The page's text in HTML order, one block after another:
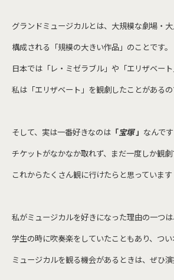
グランドミュージカルとは、大規模な劇場・
構成される「規模の大きい作品」のことです。
日本では「レ・ミゼラブル」や「エリザベー
私は「エリザベート」を観劇したことがある
そして、実は一番好きなのは 「宝塚」 なんです
チケットがなかなか取れず、まだ一度しか観劇
これからたくさん観に行けたらと思っています
私がミュージカルを好きになった理由の一つ
学生の時に吹奏楽をしていたこともあり、つ
ミュージカルを観る機会があるときは、ぜひ